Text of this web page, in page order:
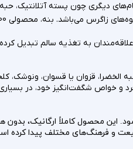
دیگری چون پسته آتلانتیک،
زاگرس می‌باشد. بنه، محصولی
به تغذیه سالم تبدیل
الخضرا، قزوان یا قسوان،
و خواص شگفت‌انگیز خود، در
و فرهنگ‌های مختلف پیدا کرده